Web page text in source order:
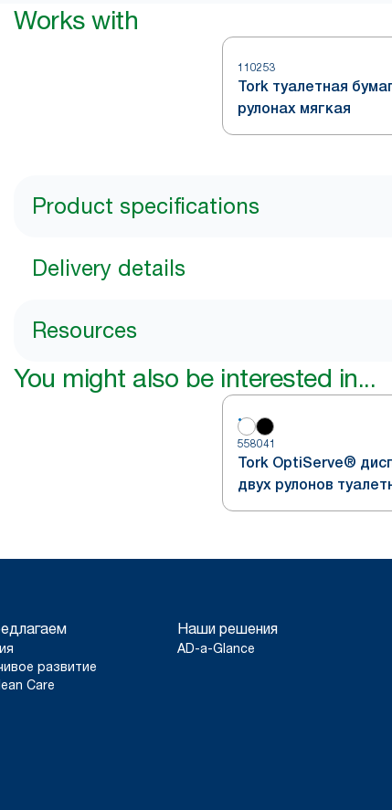
Works with
110253
Tork туалетная
рулонах мягкая
Product specifications
Delivery details
Resources
You might also be interested in...
558041
Tork OptiServe®
двух рулонов
без втулки
развитие
Care
Наши решения
AD-a-Glance